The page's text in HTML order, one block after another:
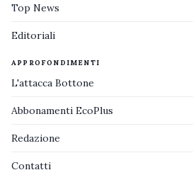
Top News
Editoriali
APPROFONDIMENTI
L'attacca Bottone
Abbonamenti EcoPlus
Redazione
Contatti